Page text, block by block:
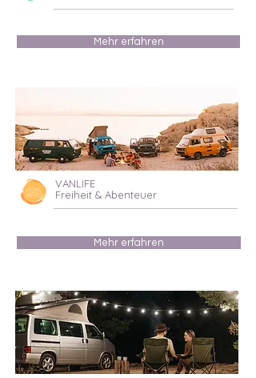
Mehr erfahren
VANLIFE
Freiheit & Abenteuer
Mehr erfahren